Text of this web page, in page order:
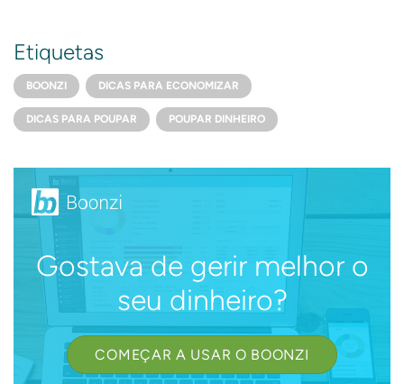
Etiquetas
BOONZI DICAS PARA ECONOMIZAR
DICAS PARA POUPAR POUPAR DINHEIRO
Gostava de gerir melhor o
seu dinheiro?
COMEÇAR A USAR O BOONZI